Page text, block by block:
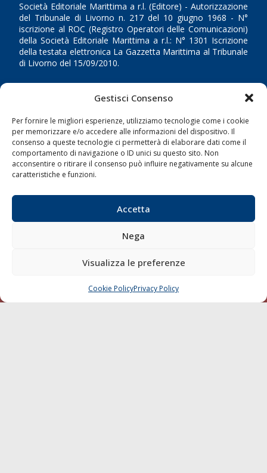
Gestisci Consenso
Per fornire le migliori esperienze, utilizziamo tecnologie come i cookie
per memorizzare e/o accedere alle informazioni del dispositivo. Il
consenso a queste tecnologie ci permetterà di elaborare dati come il
comportamento di navigazione o ID unici su questo sito. Non
acconsentire o ritirare il consenso può influire negativamente su alcune
caratteristiche e funzioni.
Accetta
Nega
Visualizza le preferenze
Cookie PolicyPrivacy Policy
Società Editoriale Marittima a r.l. (Editore) - Autorizzazione
del Tribunale di Livorno n. 217 del 10 giugno 1968 - N°
iscrizione al ROC (Registro Operatori delle Comunicazioni)
della Società Editoriale Marittima a r.l.: N° 1301 Iscrizione
della testata elettronica La Gazzetta Marittima al Tribunale
di Livorno del 15/09/2010.
Shipping
Porti/Interporti
Trasporti
Varie
Compagnie di Navigazione
Blue economy
Diporto
Chi siamo
CHIAMA SCRIVI